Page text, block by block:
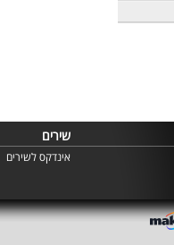
שירים
אינדקס לשירים